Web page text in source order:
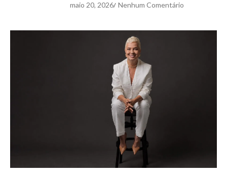
maio 20, 2026/ Nenhum Comentário